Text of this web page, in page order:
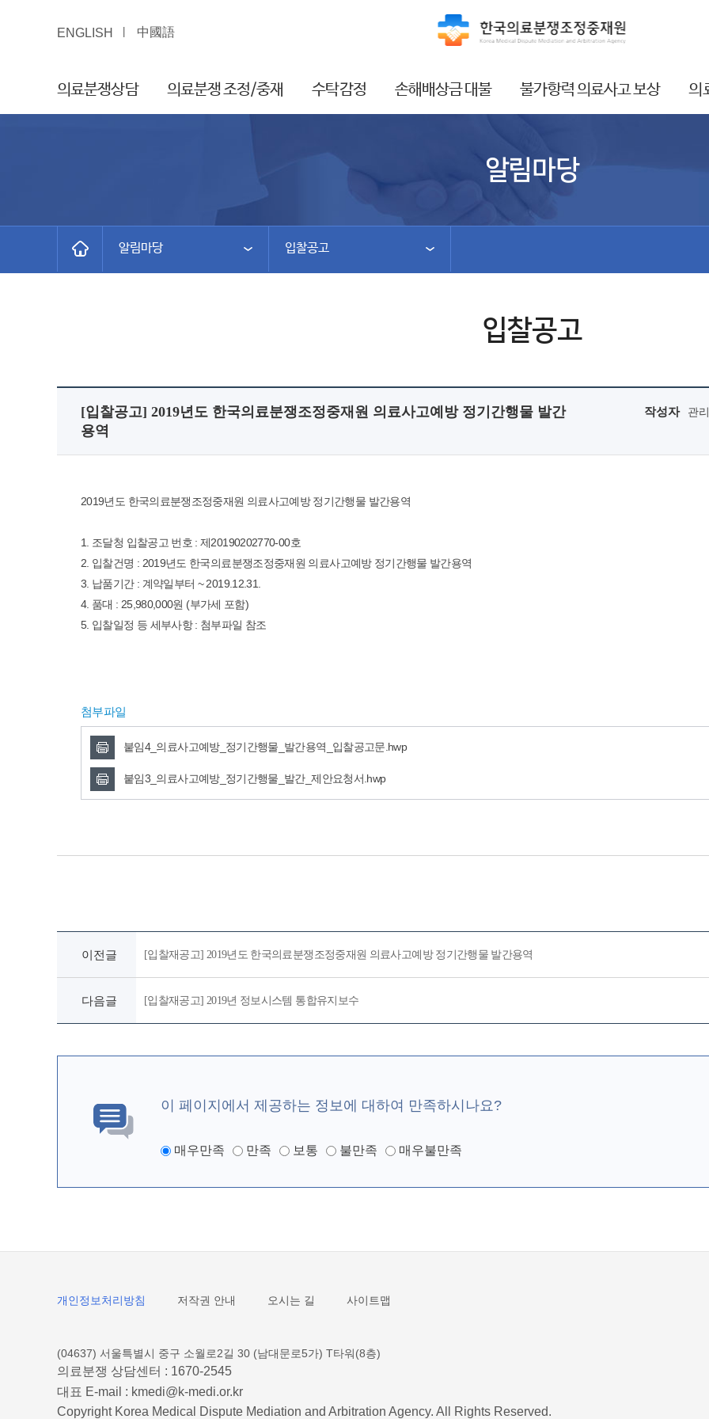
ENGLISH 中國語
의료분쟁상담 의료분쟁 조정/중재 수탁감정 손해배상금 대불 불가항력 의료사고 보상 의
알림마당
알림마당 입찰공고
입찰공고
[입찰공고] 2019년도 한국의료분쟁조정중재원 의료사고예방 정기간행물 발간
용역
작성자 관
2019년도 한국의료분쟁조정중재원 의료사고예방 정기간행물 발간용역
1. 조달청 입찰공고 번호 : 제20190202770-00호
2. 입찰건명 : 2019년도 한국의료분쟁조정중재원 의료사고예방 정기간행물 발간용역
3. 납품기간 : 계약일부터 ~ 2019.12.31.
4. 품대 : 25,980,000원 (부가세 포함)
5. 입찰일정 등 세부사항 : 첨부파일 참조
첨부파일
붙임4_의료사고예방_정기간행물_발간용역_입찰공고문.hwp
붙임3_의료사고예방_정기간행물_발간_제안요청서.hwp
이전글 [입찰재공고] 2019년도 한국의료분쟁조정중재원 의료사고예방 정기간행물 발간용역
다음글 [입찰재공고] 2019년 정보시스템 통합유지보수
이 페이지에서 제공하는 정보에 대하여 만족하시나요?
매우만족 만족 보통 불만족 매우불만족
개인정보처리방침 저작권 안내 오시는 길 사이트맵
(04637) 서울특별시 중구 소월로2길 30 (남대문로5가) T타워(8층)
의료분쟁 상담센터 : 1670-2545
대표 E-mail : kmedi@k-medi.or.kr
Copyright Korea Medical Dispute Mediation and Arbitration Agency. All Rights Reserved.